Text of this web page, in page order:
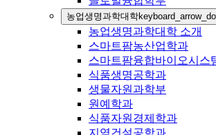
농업생명과학대학
농업생명과학대학 소개
스마트팜농산업학과
스마트팜융합바이오시스
식품생명공학과
생물자원과학부
원예학과
식품자원경제학과
지역건설공학과